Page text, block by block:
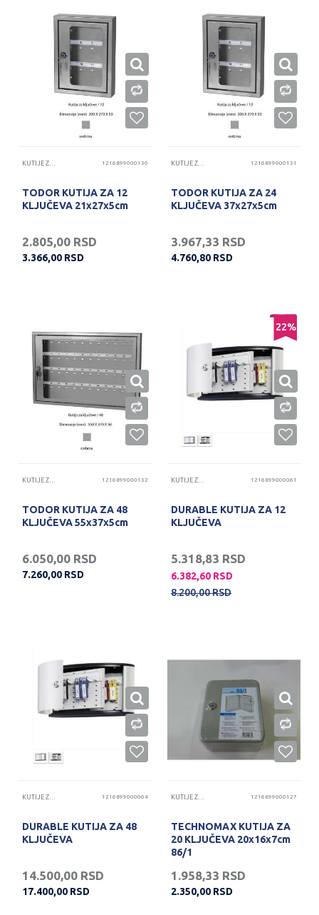
KUTIJE ZA KLJUČEVE 1216899000130
TODOR KUTIJA ZA 12
KLJUČEVA 21x27x5cm
2.805,00 RSD
3.366,00 RSD
KUTIJE ZA KLJUČEVE 1216899000131
TODOR KUTIJA ZA 24
KLJUČEVA 37x27x5cm
3.967,33 RSD
4.760,80 RSD
KUTIJE ZA KLJUČEVE 1216899000132
TODOR KUTIJA ZA 48
KLJUČEVA 55x37x5cm
6.050,00 RSD
7.260,00 RSD
22%
KUTIJE ZA KLJUČEVE 1216899000061
DURABLE KUTIJA ZA 12
KLJUČEVA
5.318,83 RSD
6.382,60 RSD
8.200,00RSD
KUTIJE ZA KLJUČEVE 1216899000064
DURABLE KUTIJA ZA 48
KLJUČEVA
14.500,00 RSD
17.400,00 RSD
KUTIJE ZA KLJUČEVE 1216899000127
TECHNOMAX KUTIJA ZA
20 KLJUČEVA 20x16x7cm
86/1
1.958,33 RSD
2.350,00 RSD